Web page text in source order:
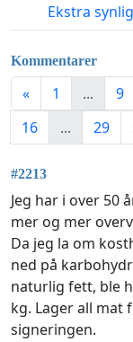
Ekstra synlig
Kommentarer
« 1 ... 9
16
... 29
#2213
Jeg har i over
mer og mer
Da jeg la om
ned på
naturlig fett, ble
kg. Lager all mat
signeringen.